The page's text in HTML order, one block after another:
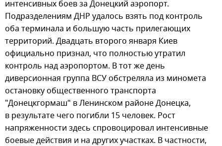
интенсивных боев за Донецкий аэропорт.
Подразделениям ДНР удалось взять под контроль
оба терминала и большую часть прилегающих
территорий. Двадцать второго января Киев
официально признал, что полностью утратил
контроль над аэропортом. В тот же день
диверсионная группа ВСУ обстреляла из миномета
остановку общественного транспорта
"Донецкгормаш" в Ленинском районе Донецка,
в результате чего погибли 15 человек. Рост
напряженности здесь спровоцировал интенсивные
боевые действия и на других участках. В частности,